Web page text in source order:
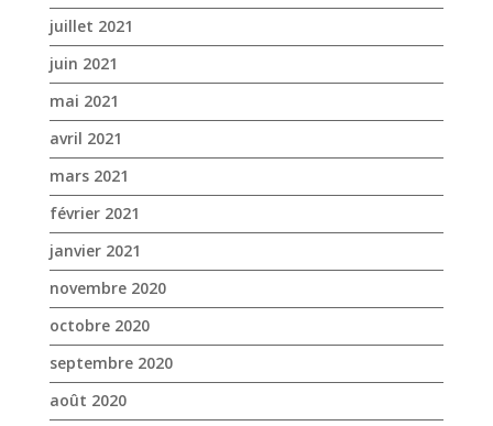
juillet 2021
juin 2021
mai 2021
avril 2021
mars 2021
février 2021
janvier 2021
novembre 2020
octobre 2020
septembre 2020
août 2020